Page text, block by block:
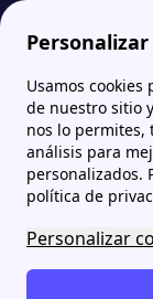
Usamos
de nuestro sitio
nos lo permites,
análisis para
personalizados.
política de
Personalizar
Papernest.es
Precio
hoy:
Si tienes